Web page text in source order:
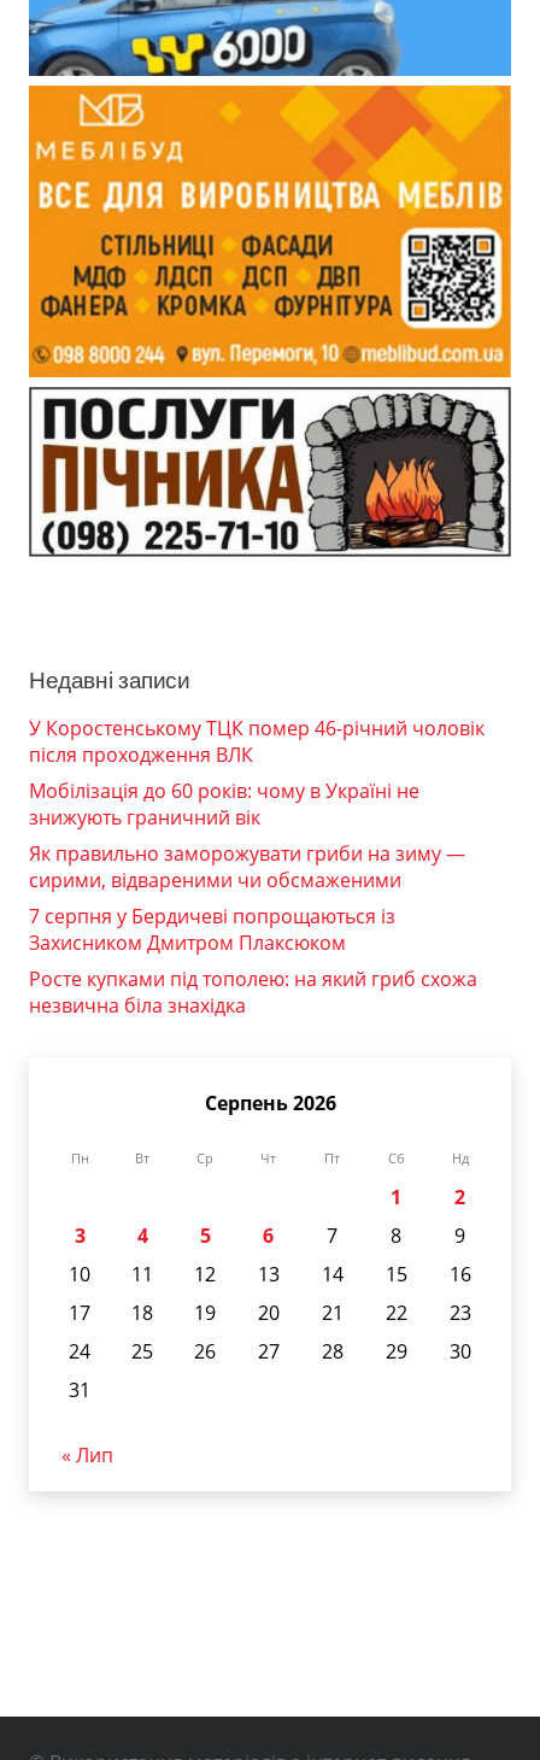
Недавні записи
У Коростенському ТЦК помер 46-річний чоловік
після проходження ВЛК
Мобілізація до 60 років: чому в Україні не
знижують граничний вік
Як правильно заморожувати гриби на зиму —
сирими, відвареними чи обсмаженими
7 серпня у Бердичеві попрощаються із
Захисником Дмитром Плаксюком
Росте купками під тополею: на який гриб схожа
незвична біла знахідка
Серпень 2026
Пн Вт Ср Чт Пт Сб Нд
1
2
3
4 5 6 7 8
9
10
11 12 13 14 15
16
17
18 19 20 21 22
23
24
25 26 27 28 29
30
31
« Лип